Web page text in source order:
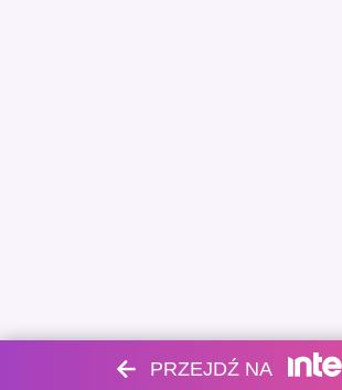
PRZEJDŹ NA